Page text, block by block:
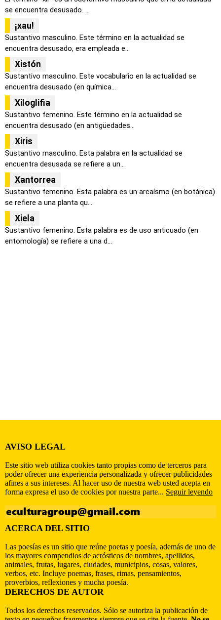
se encuentra desusado. ...
¡xau!
Sustantivo masculino. Este término en la actualidad se
encuentra desusado, era empleada e...
Xistón
Sustantivo masculino. Este vocabulario en la actualidad se
encuentra desusado (en química...
Xiloglifia
Sustantivo femenino. Este término en la actualidad se
encuentra desusado (en antigüedades...
Xiris
Sustantivo masculino. Esta palabra en la actualidad se
encuentra desusada se refiere a un...
Xantorrea
Sustantivo femenino. Esta palabra es un arcaísmo (en botánica)
se refiere a una planta qu...
Xiela
Sustantivo femenino. Esta palabra es de uso anticuado (en
entomología) se refiere a una d...
AVISO LEGAL
Este sitio web utiliza cookies tanto propias como de terceros para
poder ofrecer una experiencia personalizada y ofrecer publicidades
afines a sus intereses. Al hacer uso de nuestra web usted acepta en
forma expresa el uso de cookies por nuestra parte... Seguir leyendo
ACERCA DEL SITIO
Las poesías es un sitio que reúne poetas y poesía, además de uno de
los mayores compendios de acrósticos de nombres, apellidos,
animales, frutas, lugares, ciudades, municipios, cosas, valores,
verbos, etc. Incluye poemas, frases, rimas, pensamientos,
proverbios, reflexiones y mucha poesía.
DERECHOS DE AUTOR
Todos los derechos reservados. Sólo se autoriza la publicación de